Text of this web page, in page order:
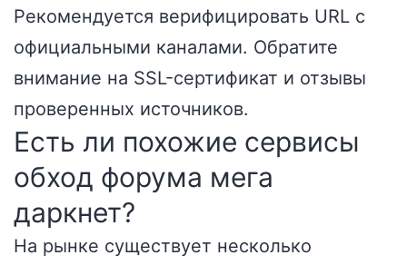
Рекомендуется верифицировать URL с
официальными каналами. Обратите
внимание на SSL-сертификат и отзывы
проверенных источников.
Есть ли похожие сервисы
обход форума мега
даркнет?
На рынке существует несколько